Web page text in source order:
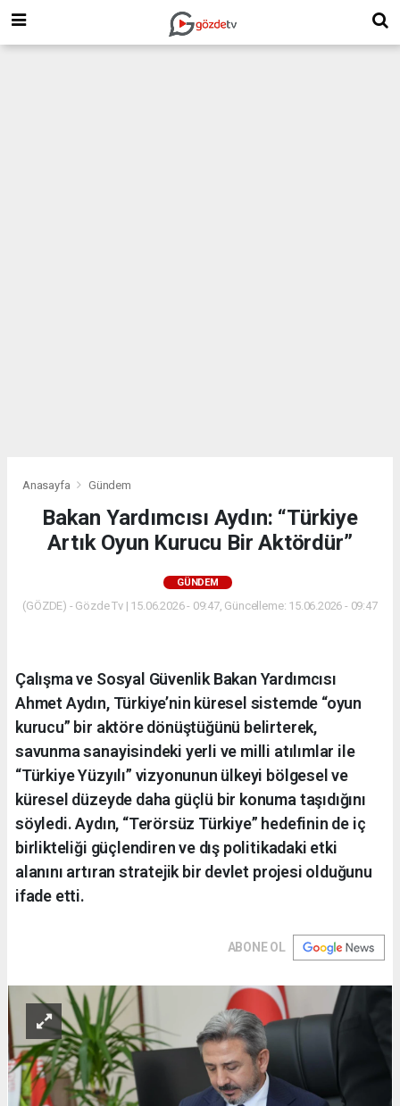
Anasayfa Gündem
Bakan Yardımcısı Aydın: “Türkiye
Artık Oyun Kurucu Bir Aktördür”
GÜNDEM
(GÖZDE) - Gözde Tv | 15.06.2026 - 09:47, Güncelleme: 15.06.2026 - 09:47
Çalışma ve Sosyal Güvenlik Bakan Yardımcısı
Ahmet Aydın, Türkiye’nin küresel sistemde “oyun
kurucu” bir aktöre dönüştüğünü belirterek,
savunma sanayisindeki yerli ve milli atılımlar ile
“Türkiye Yüzyılı” vizyonunun ülkeyi bölgesel ve
küresel düzeyde daha güçlü bir konuma taşıdığını
söyledi. Aydın, “Terörsüz Türkiye” hedefinin de iç
birlikteliği güçlendiren ve dış politikadaki etki
alanını artıran stratejik bir devlet projesi olduğunu
ifade etti.
ABONE OL